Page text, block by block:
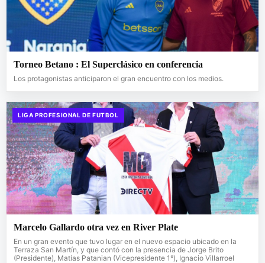
Torneo Betano : El Superclásico en conferencia
Los protagonistas anticiparon el gran encuentro con los medios.
LIGA PROFESIONAL DE FUTBOL
Marcelo Gallardo otra vez en River Plate
En un gran evento que tuvo lugar en el nuevo espacio ubicado en la
Terraza San Martín, y que contó con la presencia de Jorge Brito
(Presidente), Matías Patanian (Vicepresidente 1°), Ignacio Villarroel